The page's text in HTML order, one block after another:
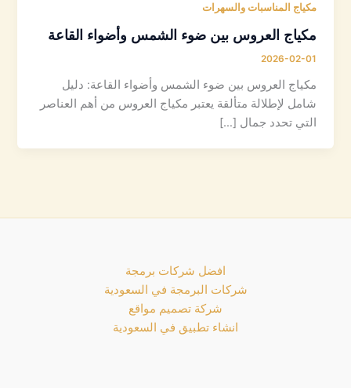
مكياج المناسبات والسهرات
مكياج العروس بين ضوء الشمس وأضواء القاعة
2026-02-01
مكياج العروس بين ضوء الشمس وأضواء القاعة: دليل
شامل لإطلالة متألقة يعتبر مكياج العروس من أهم العناصر
التي تحدد جمال […]
افضل شركات برمجة
شركات البرمجة في السعودية
شركة تصميم مواقع
انشاء تطبيق في السعودية